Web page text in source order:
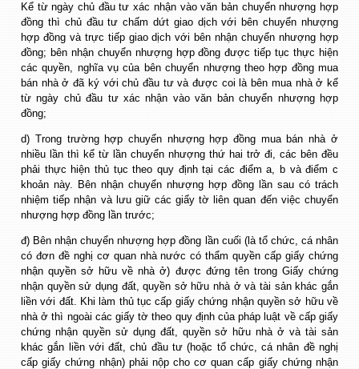
Kể từ ngày chủ đầu tư xác nhận vào văn bản chuyển nhượng hợp
đồng thì chủ đầu tư chấm dứt giao dịch với bên chuyển nhượng
hợp đồng và trực tiếp giao dịch với bên nhận chuyển nhượng hợp
đồng; bên nhận chuyển nhượng hợp đồng được tiếp tục thực hiện
các quyền, nghĩa vụ của bên chuyển nhượng theo hợp đồng mua
bán nhà ở đã ký với chủ đầu tư và được coi là bên mua nhà ở kể
từ ngày chủ đầu tư xác nhận vào văn bản chuyển nhượng hợp
đồng;
d) Trong trường hợp chuyển nhượng hợp đồng mua bán nhà ở
nhiều lần thì kể từ lần chuyển nhượng thứ hai trở đi, các bên đều
phải thực hiện thủ tục theo quy định tại các điểm a, b và điểm c
khoản này. Bên nhận chuyển nhượng hợp đồng lần sau có trách
nhiệm tiếp nhận và lưu giữ các giấy tờ liên quan đến việc chuyển
nhượng hợp đồng lần trước;
đ) Bên nhận chuyển nhượng hợp đồng lần cuối (là tổ chức, cá nhân
có đơn đề nghị cơ quan nhà nước có thẩm quyền cấp giấy chứng
nhận quyền sở hữu về nhà ở) được đứng tên trong Giấy chứng
nhận quyền sử dụng đất, quyền sở hữu nhà ở và tài sản khác gắn
liền với đất. Khi làm thủ tục cấp giấy chứng nhận quyền sở hữu về
nhà ở thì ngoài các giấy tờ theo quy định của pháp luật về cấp giấy
chứng nhận quyền sử dụng đất, quyền sở hữu nhà ở và tài sản
khác gắn liền với đất, chủ đầu tư (hoặc tổ chức, cá nhân đề nghị
cấp giấy chứng nhận) phải nộp cho cơ quan cấp giấy chứng nhận